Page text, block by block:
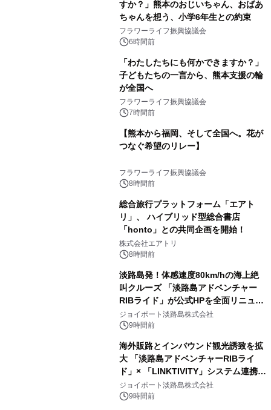
すか？」熊本のおじいちゃん、おばあ
ちゃんを想う、小学6年生との約束
フラワーライフ振興協議会
6時間前
「わたしたちにも何かできますか？」
子どもたちの一言から、熊本支援の輪
が全国へ
フラワーライフ振興協議会
7時間前
【熊本から福岡、そして全国へ。花が
つなぐ希望のリレー】
フラワーライフ振興協議会
8時間前
総合旅行プラットフォーム「エアト
リ」、 ハイブリッド型総合書店
「honto」との共同企画を開始！
株式会社エアトリ
8時間前
淡路島発！体感速度80km/hの海上絶
叫クルーズ 「淡路島アドベンチャー
RIBライド」が公式HPを全面リニュー
アル！ ～スマホで即予約完了の「スマ
ート設計」へ刷新～
ジョイポート淡路島株式会社
9時間前
海外販路とインバウンド観光誘致を拡
大 「淡路島アドベンチャーRIBライ
ド」× 「LINKTIVITY」システム連携を
開始！
ジョイポート淡路島株式会社
9時間前